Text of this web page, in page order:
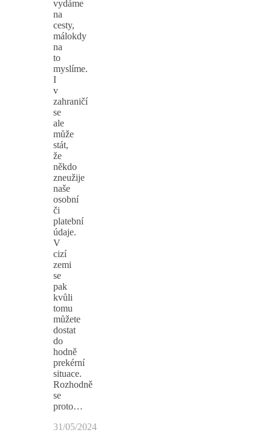
vydáme
na
cesty,
málokdy
na
to
myslíme.
I
v
zahraničí
se
ale
může
stát,
že
někdo
zneužije
naše
osobní
či
platební
údaje.
V
cizí
zemi
se
pak
kvůli
tomu
můžete
dostat
do
hodně
prekérní
situace.
Rozhodně
se
proto…
31/05/2024